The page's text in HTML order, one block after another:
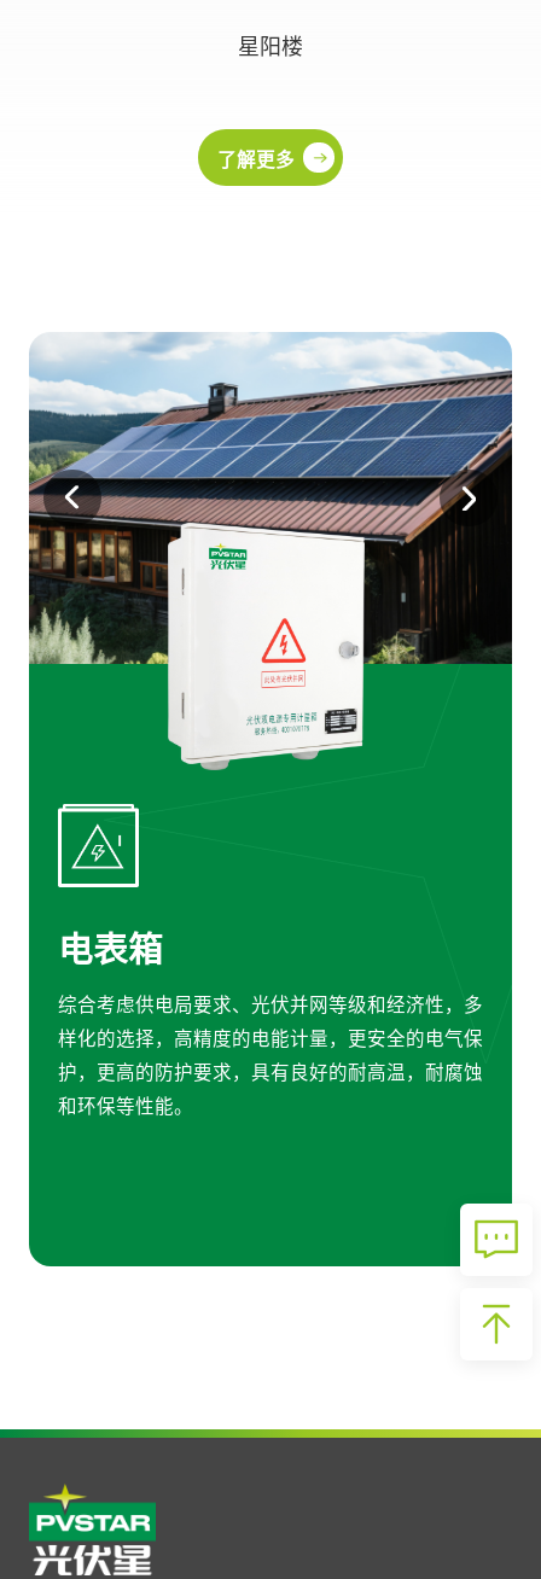
星阳楼
了解更多
电表箱
综合考虑供电局要求、光伏并网等级和经济性，多
样化的选择，高精度的电能计量，更安全的电气保
护，更高的防护要求，具有良好的耐高温，耐腐蚀
和环保等性能。